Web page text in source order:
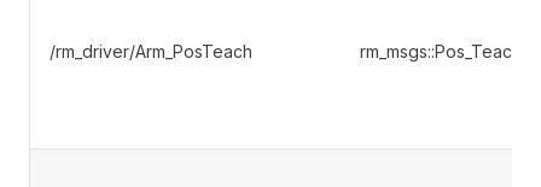
/rm_driver/Arm_PosTeach rm_msgs::Pos_Teach